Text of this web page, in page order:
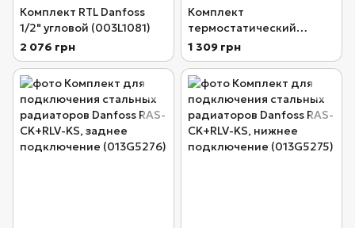
Комплект RTL Danfoss
1/2" угловой (003L1081)
2 076 грн
Комплект
термостатический
Danfoss RAS-C2+RA-
N+RLV-S 1/2" для
радиатора угловой
(013G2219)
1 309 грн